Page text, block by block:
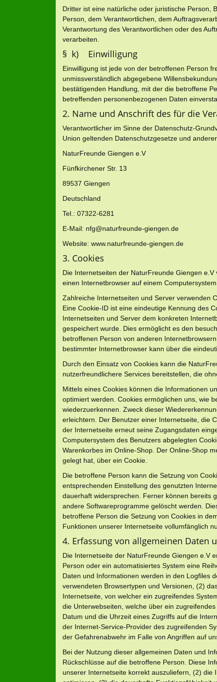
Dritter ist eine natürliche oder juristische Person,
Person, dem Verantwortlichen, dem
Verantwortung des Verantwortlichen oder des
verarbeiten.
§ k) Einwilligung
Einwilligung ist jede von der betroffenen Person
unmissverständlich abgegebene
bestätigenden Handlung, mit der die betroffene
betreffenden personenbezogenen Daten
2. Name und Anschrift des für die
Verantwortlicher im Sinne der Datenschutz-
Union geltenden Datenschutzgesetze und
NaturFreunde Giengen e.V
Fünfkirchener Str. 13
89537 Giengen
Deutschland
Tel.: 07322-6281
E-Mail: nfg@naturfreunde-giengen.de
Website: www.naturfreunde-giengen.de
3. Cookies
Die Internetseiten der NaturFreunde Giengen
einen Internetbrowser auf einem
Zahlreiche Internetseiten und Server verwenden
Eine Cookie-ID ist eine eindeutige Kennung des
Internetseiten und Server dem konkreten
gespeichert wurde. Dies ermöglicht es den
betroffenen Person von anderen
bestimmter Internetbrowser kann über die
Durch den Einsatz von Cookies kann die
nutzerfreundlichere Services bereitstellen, die
Mittels eines Cookies können die Informationen
optimiert werden. Cookies ermöglichen uns, wie
wiederzuerkennen. Zweck dieser
erleichtern. Der Benutzer einer Internetseite, die
der Internetseite erneut seine Zugangsdaten
Computersystem des Benutzers abgelegten
Warenkorbes im Online-Shop. Der Online-Shop
gelegt hat, über ein Cookie.
Die betroffene Person kann die Setzung von
entsprechenden Einstellung des genutzten
dauerhaft widersprechen. Ferner können bereits
andere Softwareprogramme gelöscht werden.
betroffene Person die Setzung von Cookies in
Funktionen unserer Internetseite vollumfänglich
4. Erfassung von allgemeinen Daten
Die Internetseite der NaturFreunde Giengen e.V
Person oder ein automatisiertes System eine
Daten und Informationen werden in den Logfiles
verwendeten Browsertypen und Versionen, (2)
Internetseite, von welcher ein zugreifendes
die Unterwebseiten, welche über ein
Datum und die Uhrzeit eines Zugriffs auf die
der Internet-Service-Provider des zugreifenden
der Gefahrenabwehr im Falle von Angriffen auf
Bei der Nutzung dieser allgemeinen Daten und
Rückschlüsse auf die betroffene Person. Diese
unserer Internetseite korrekt auszuliefern, (2)